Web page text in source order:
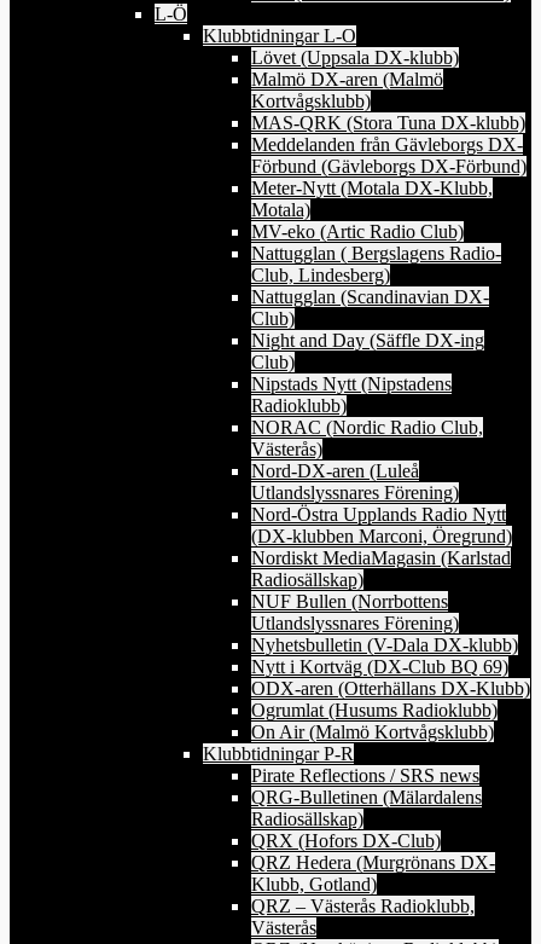
L-Ö
Klubbtidningar L-O
Lövet (Uppsala DX-klubb)
Malmö DX-aren (Malmö
Kortvågsklubb)
MAS-QRK (Stora Tuna DX-klubb)
Meddelanden från Gävleborgs DX-
Förbund (Gävleborgs DX-Förbund)
Meter-Nytt (Motala DX-Klubb,
Motala)
MV-eko (Artic Radio Club)
Nattugglan ( Bergslagens Radio-
Club, Lindesberg)
Nattugglan (Scandinavian DX-
Club)
Night and Day (Säffle DX-ing
Club)
Nipstads Nytt (Nipstadens
Radioklubb)
NORAC (Nordic Radio Club,
Västerås)
Nord-DX-aren (Luleå
Utlandslyssnares Förening)
Nord-Östra Upplands Radio Nytt
(DX-klubben Marconi, Öregrund)
Nordiskt MediaMagasin (Karlstad
Radiosällskap)
NUF Bullen (Norrbottens
Utlandslyssnares Förening)
Nyhetsbulletin (V-Dala DX-klubb)
Nytt i Kortväg (DX-Club BQ 69)
ODX-aren (Otterhällans DX-Klubb)
Ogrumlat (Husums Radioklubb)
On Air (Malmö Kortvågsklubb)
Klubbtidningar P-R
Pirate Reflections / SRS news
QRG-Bulletinen (Mälardalens
Radiosällskap)
QRX (Hofors DX-Club)
QRZ Hedera (Murgrönans DX-
Klubb, Gotland)
QRZ – Västerås Radioklubb,
Västerås